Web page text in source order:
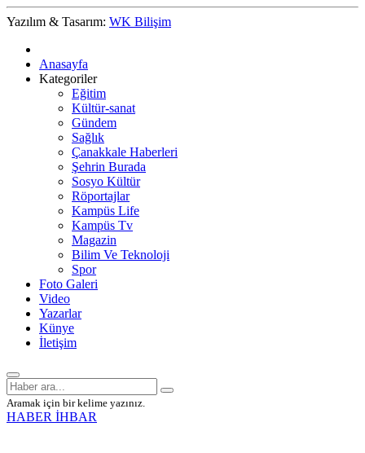
Yazılım & Tasarım: WK Bilişim
Anasayfa
Kategoriler
Eğitim
Kültür-sanat
Gündem
Sağlık
Çanakkale Haberleri
Şehrin Burada
Sosyo Kültür
Röportajlar
Kampüs Life
Kampüs Tv
Magazin
Bilim Ve Teknoloji
Spor
Foto Galeri
Video
Yazarlar
Künye
İletişim
Aramak için bir kelime yazınız.
HABER İHBAR